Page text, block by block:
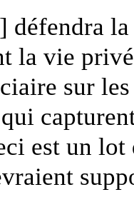
la
la vie
sur
est un lot